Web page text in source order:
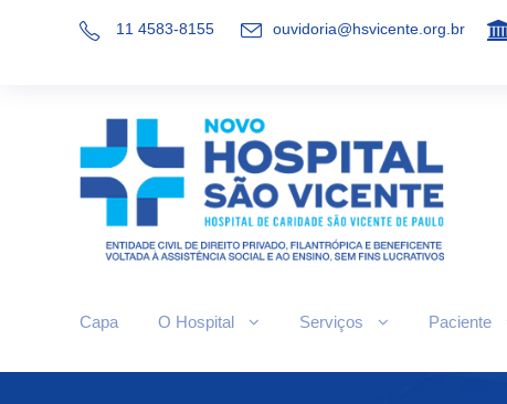
11 4583-8155 ouvidoria@hsvicente.org.br
Capa O Hospital Serviços Paciente